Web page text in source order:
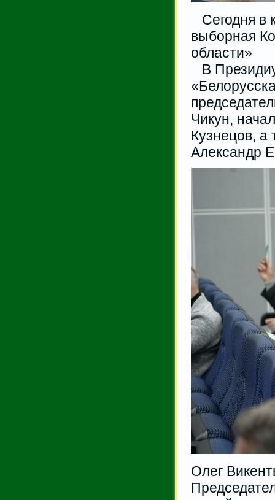
Сегодня в
выборная
области»
В
Чикун,
Кузнецов,
Александр
Олег